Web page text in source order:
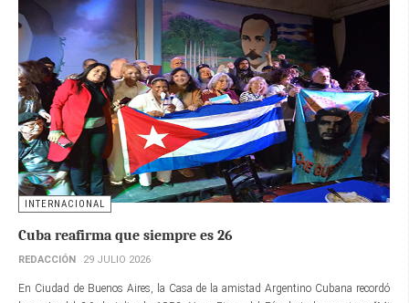
INTERNACIONAL
Cuba reafirma que siempre es 26
REDACCIÓN 29 JULIO 2026
En Ciudad de Buenos Aires, la Casa de la amistad Argentino Cubana recordó